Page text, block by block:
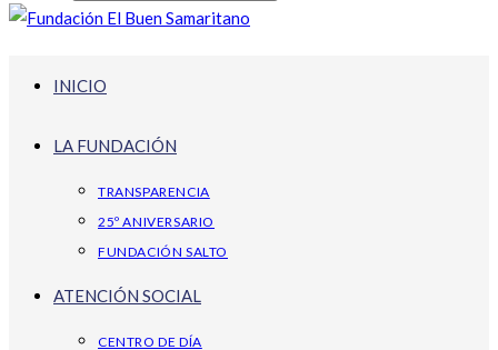
INICIO
LA FUNDACIÓN
TRANSPARENCIA
25º ANIVERSARIO
FUNDACIÓN SALTO
ATENCIÓN SOCIAL
CENTRO DE DÍA